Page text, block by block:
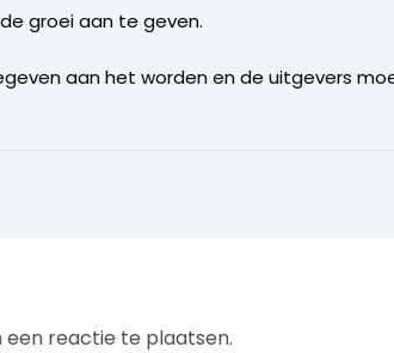
groei aan te geven.
aan het worden en de uitgevers
een reactie te plaatsen.